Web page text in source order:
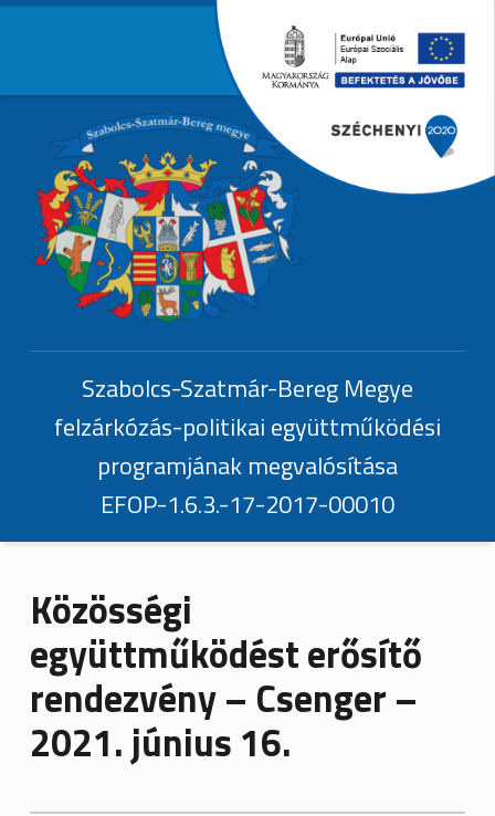
Header info sidebar
Szabolcs-Szatmár-Bereg Megye
felzárkózás-politikai együttműködési
programjának megvalósítása
EFOP-1.6.3.-17-2017-00010
Közösségi
együttműködést erősítő
rendezvény – Csenger –
2021. június 16.